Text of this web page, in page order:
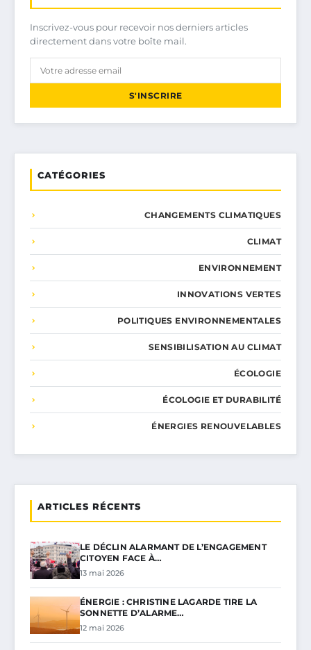
Inscrivez-vous pour recevoir nos derniers articles
directement dans votre boîte mail.
S'INSCRIRE
CATÉGORIES
CHANGEMENTS CLIMATIQUES
CLIMAT
ENVIRONNEMENT
INNOVATIONS VERTES
POLITIQUES ENVIRONNEMENTALES
SENSIBILISATION AU CLIMAT
ÉCOLOGIE
ÉCOLOGIE ET DURABILITÉ
ÉNERGIES RENOUVELABLES
ARTICLES RÉCENTS
LE DÉCLIN ALARMANT DE L’ENGAGEMENT
CITOYEN FACE À…
13 mai 2026
ÉNERGIE : CHRISTINE LAGARDE TIRE LA
SONNETTE D’ALARME…
12 mai 2026